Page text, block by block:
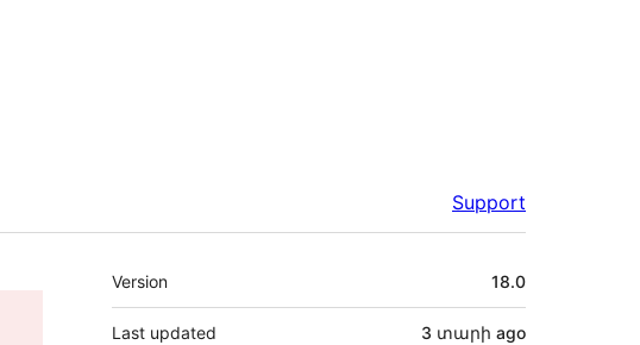
Support
Meta
Version 18.0
Last updated 3 տարի ago